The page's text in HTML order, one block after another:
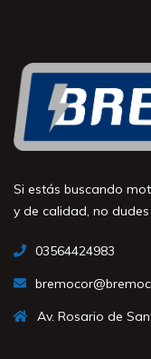
Si estás buscando
y de calidad, no
03564424983
Av. Rosario de